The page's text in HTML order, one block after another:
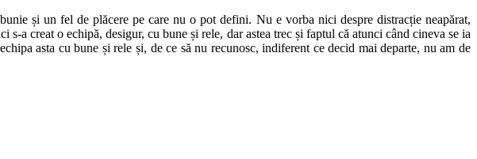
și un fel de plăcere pe care nu o pot defini. Nu e vorba nici despre distracție neapărat,
a creat o echipă, desigur, cu bune și rele, dar astea trec și faptul că atunci când cineva se ia
asta cu bune și rele și, de ce să nu recunosc, indiferent ce decid mai departe, nu am de